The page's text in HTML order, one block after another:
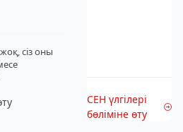
сіз оны
СЕН үлгілері
бөліміне өту